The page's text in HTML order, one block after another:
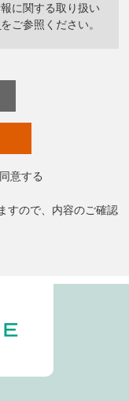
に関する取り扱い
をご参照ください。
意する
すので、内容のご確認